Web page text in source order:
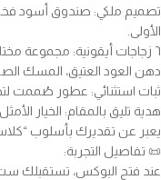
تصميم ملكي: صندوق أسود
الأولى.
٦ زجاجات أيقونية: مجموعة
دهن العود العتيق، المسك
ثبات استثنائي: عطور صُممت
هدية تليق بالمقام: الخيار
يعبر عن تقديرك بأسلوب
📜 تفاصيل التجربة:
عند فتح البوكس، تستقبلك